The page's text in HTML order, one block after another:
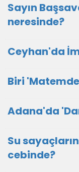
Sayın
neresinde?
Ceyhan'da
Biri
Adana'da
Su
cebinde?